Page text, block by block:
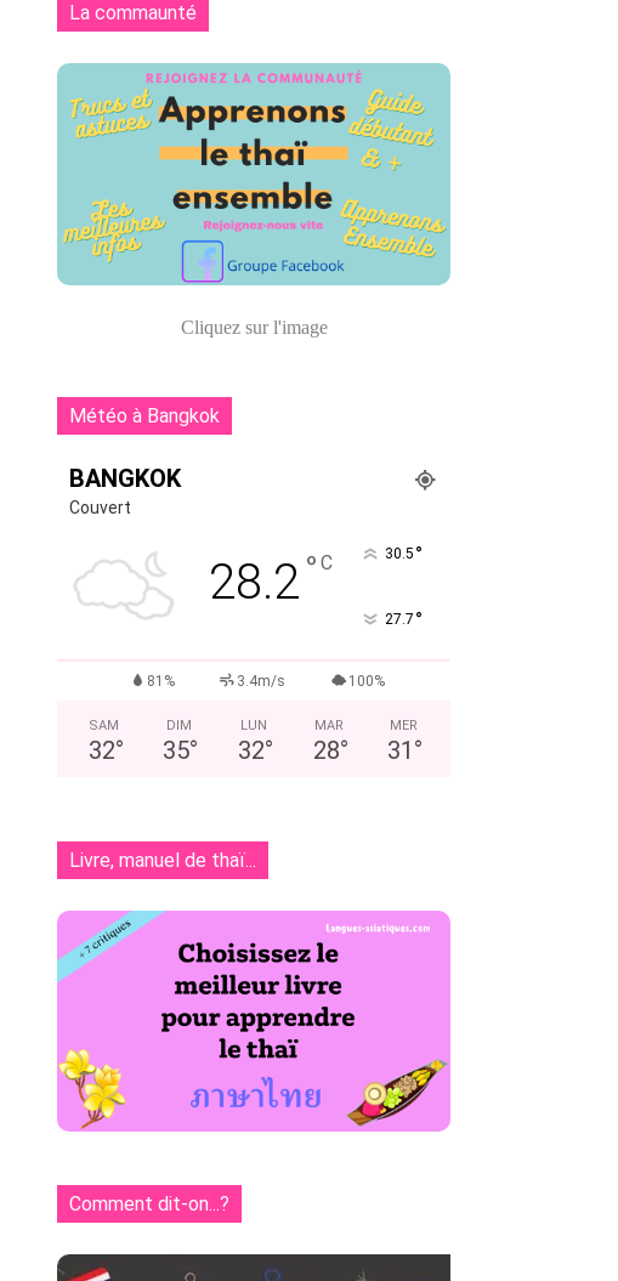
La commaunté
Cliquez sur l'image
Météo à Bangkok
BANGKOK
Couvert
28.2 ° C 30.5 °
27.7 °
81% 3.4m/s 100%
SAM
32°
DIM
35°
LUN
32°
MAR
28°
MER
31 °
Livre, manuel de thaï...
Comment dit-on...?